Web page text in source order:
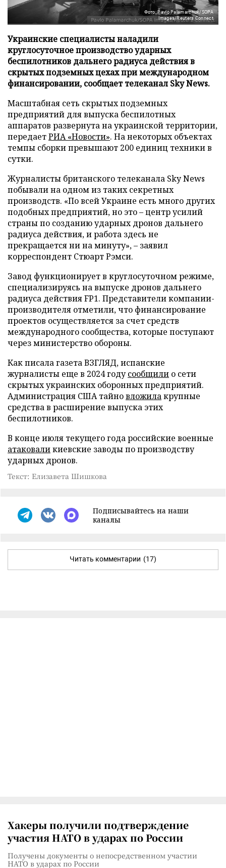
Фото: Pavlo Palamarchuk/SOPA
Images/Reuters Connect
Украинские специалисты наладили
круглосуточное производство ударных
беспилотников дальнего радиуса действия в
скрытых подземных цехах при международном
финансировании, сообщает телеканал Sky News.
Масштабная сеть скрытых подземных
предприятий для выпуска беспилотных
аппаратов развернута на украинской территории,
передаетРИА «Новости». На некоторых объектах
темпы сборки превышают 200 единиц техники в
сутки.
Журналисты британского телеканала Sky News
побывали на одном из таких секретных
производств. «По всей Украине есть много других
подобных предприятий, но это – центр усилий
страны по созданию ударных дронов дальнего
радиуса действия, и работа здесь не
прекращается ни на минуту», – заявил
корреспондент Стюарт Рэмси.
Завод функционирует в круглосуточном режиме,
специализируясь на выпуске дронов дальнего
радиуса действия FP1. Представители компании-
производителя отметили, что финансирование
проектов осуществляется за счет средств
международного сообщества, которые поступают
через министерство обороны.
Как писала газета ВЗГЛЯД, испанские
журналисты еще в 2024 годусообщили о сети
скрытых украинских оборонных предприятий.
Администрация США тайновложилакрупные
средства в расширение выпуска этих
беспилотников.
В конце июля текущего года российские военные
атаковаликиевские заводы по производству
ударных дронов.
Текст: Елизавета Шишкова
Подписывайтесь на наши
каналы
Читать комментарии (17)
Хакеры получили подтверждение
участия НАТО в ударах по России
Получены документы о непосредственном участии
НАТО в ударах по России